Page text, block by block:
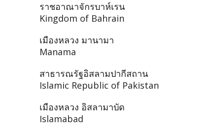
ราชอาณาจักรบาห์เรน
Kingdom of Bahrain
เมืองหลวง มานามา
Manama
สาธารณรัฐอิสลามปากีสถาน
Islamic Republic of Pakistan
เมืองหลวง อิสลามาบัด
Islamabad